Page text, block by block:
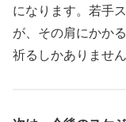
になります。若手
が、その肩にかか
祈るしかありませ